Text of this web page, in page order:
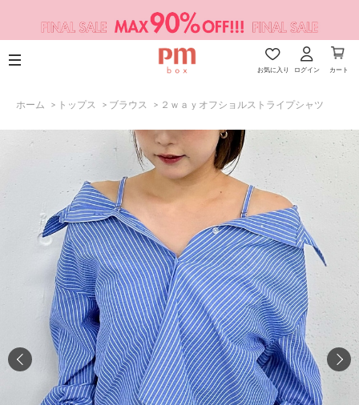
お気に入り ログイン カート
ホーム > トップス > ブラウス > ２ｗａｙオフショルストライプシャツ